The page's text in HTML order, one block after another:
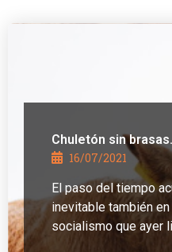
Chuletón sin
16/07/2021
El paso del tiempo
inevitable también
socialismo que ayer